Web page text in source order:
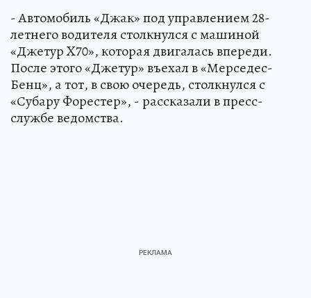
- Автомобиль «Джак» под управлением 28-
летнего водителя столкнулся с машиной
«Джетур X70», которая двигалась впереди.
После этого «Джетур» въехал в «Мерседес-
Бенц», а тот, в свою очередь, столкнулся с
«Субару Форестер», - рассказали в пресс-
службе ведомства.